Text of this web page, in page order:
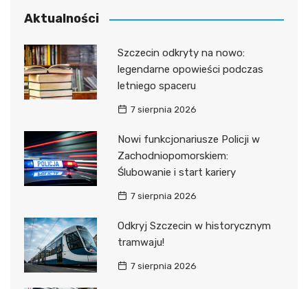
Aktualności
Szczecin odkryty na nowo:
legendarne opowieści podczas
letniego spaceru
7 sierpnia 2026
Nowi funkcjonariusze Policji w
Zachodniopomorskiem:
Ślubowanie i start kariery
7 sierpnia 2026
Odkryj Szczecin w historycznym
tramwaju!
7 sierpnia 2026